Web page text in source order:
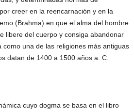
creer en la reencarnación y en la
(Brahma) en que el alma del hombre
libere del cuerpo y consiga abandonar
como una de las religiones más antiguas
datan de 1400 a 1500 años a. C.
cuyo dogma se basa en el libro